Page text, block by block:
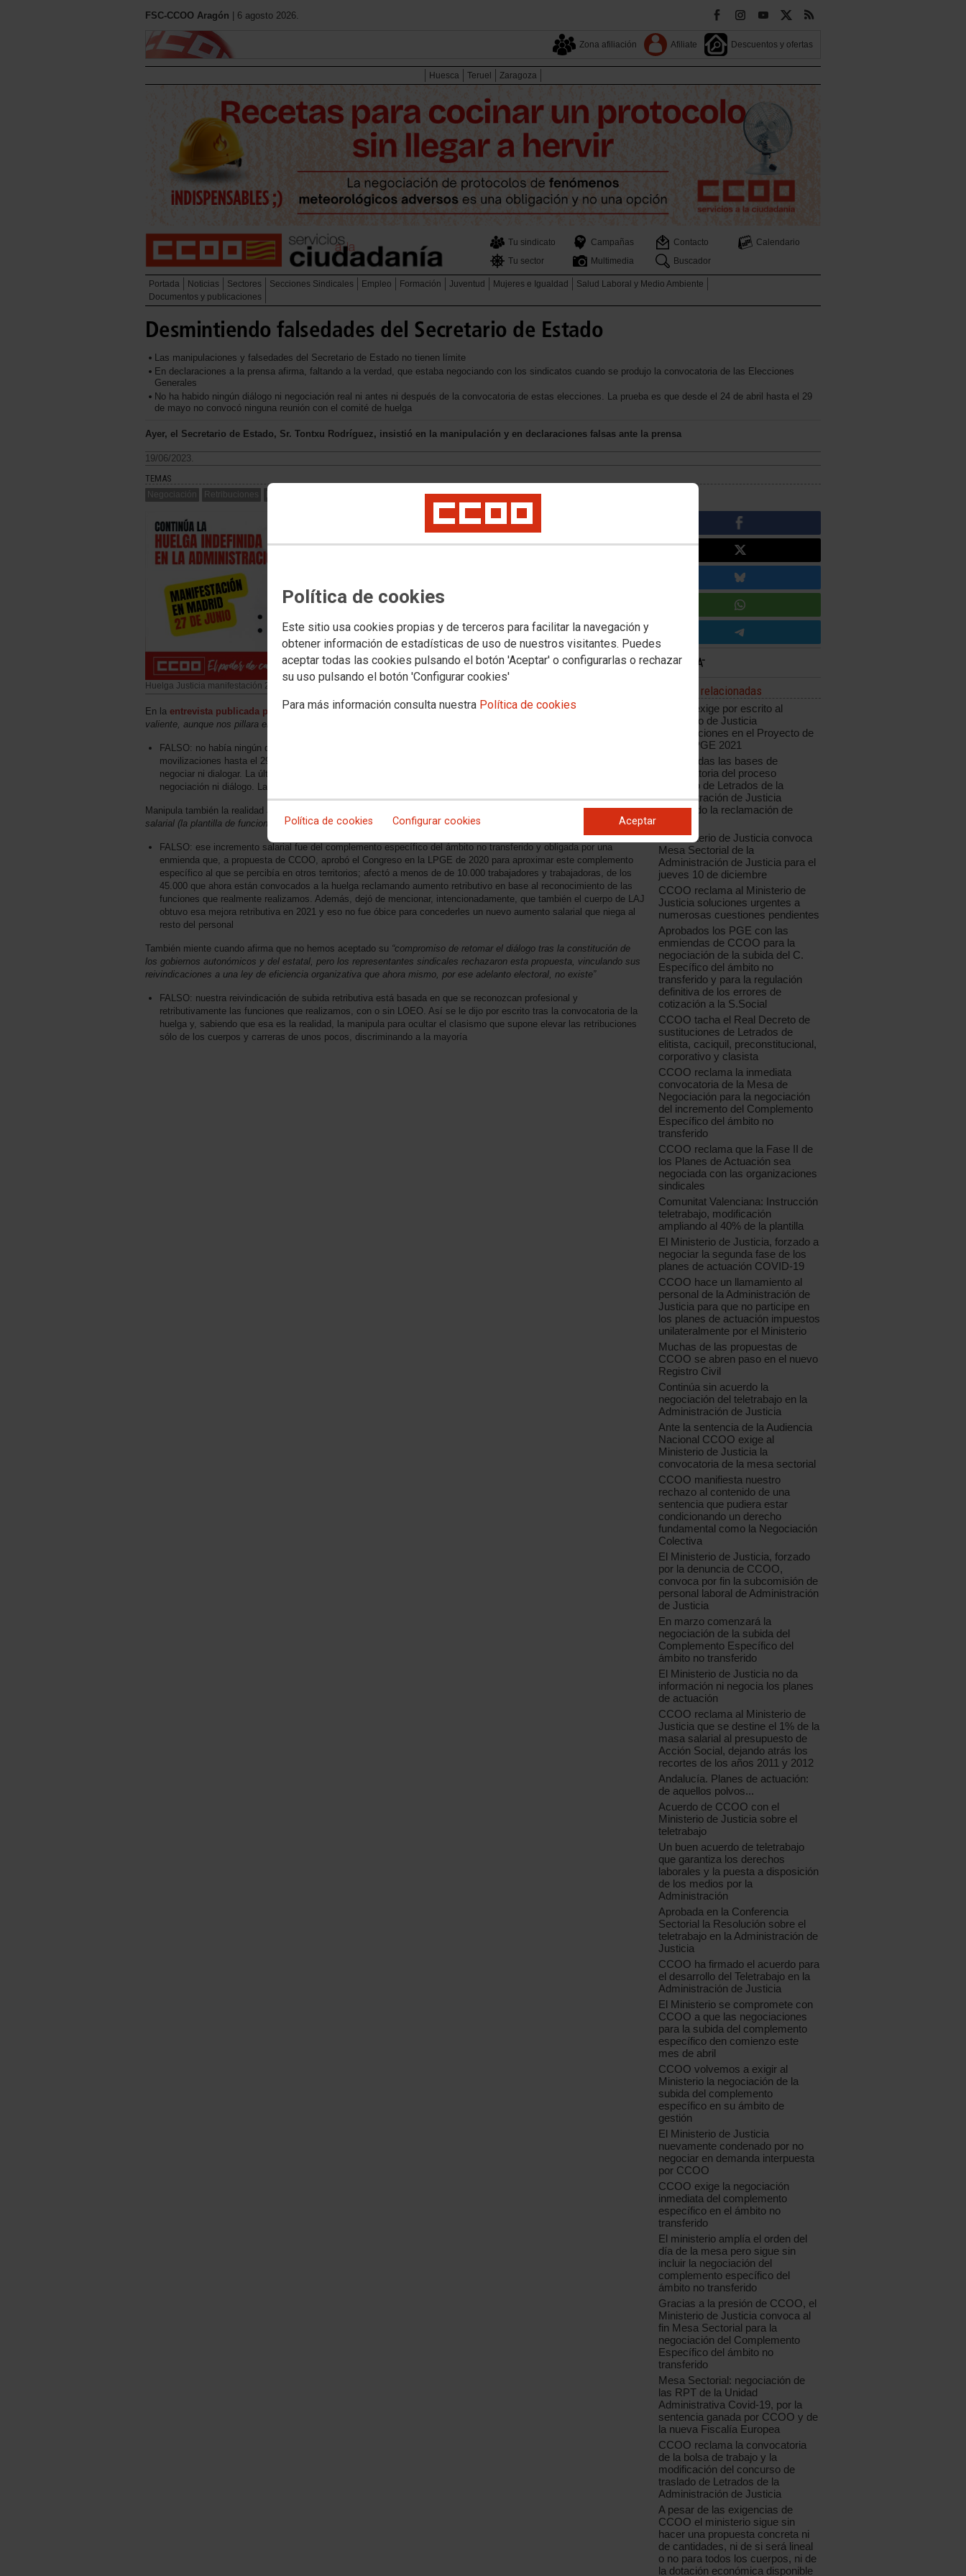
Política de cookies
Este sitio usa cookies propias y de terceros para facilitar la navegación y
obtener información de estadísticas de uso de nuestros visitantes. Puedes
aceptar todas las cookies pulsando el botón 'Aceptar' o configurarlas o rechazar
su uso pulsando el botón 'Configurar cookies'
Para más información consulta nuestra Política de cookies
Política de cookies Configurar cookies Aceptar
FSC-CCOO Aragón | 6 agosto 2026.
Zona afiliación Afiliate Descuentos y ofertas
Huesca Teruel Zaragoza
Tu sindicato Campañas Contacto
Calendario
Tu sector
Multimedia Buscador
Portada Noticias Sectores Secciones Sindicales Empleo Formación Juventud Mujeres e Igualdad
Salud Laboral y Medio Ambiente
Documentos y publicaciones
Desmintiendo falsedades del Secretario de Estado
Las manipulaciones y falsedades del Secretario de Estado no tienen límite
En declaraciones a la prensa afirma, faltando a la verdad, que estaba negociando con los sindicatos cuando se produjo la convocatoria de las Elecciones
Generales
No ha habido ningún diálogo ni negociación real ni antes ni después de la convocatoria de estas elecciones. La prueba es que desde el 24 de abril hasta el 29
de mayo no convocó ninguna reunión con el comité de huelga
Ayer, el Secretario de Estado, Sr. Tontxu Rodríguez, insistió en la manipulación y en declaraciones falsas ante la prensa
19/06/2023.
TEMAS
Negociación Retribuciones
Huelga Justicia manifestación 27 junio 2023
En la entrevista publicada por el diario La Nueva Españaafirma sin rubor que "Disolver las Cortes fue una decisión
valiente, aunque nos pillara en mitad del diálogo con los funcionarios en huelga"
FALSO: no había ningún diálogo y, por eso precisamente, estábamos en huelga; desde el inicio de las
movilizaciones hasta el 29 de mayo en que se convocaron las elecciones el Sr. Rodríguez no había querido
negociar ni dialogar. La última reunión fue el 24 de abril y había transcurrido más de un mes sin ningún tipo de
negociación ni diálogo. La convocatoria de las elecciones fue solo una excusa
Manipula también la realidad afirmando en esa misma entrevista que
“dicho sea de paso, ha tenido un incremento
salarial (la plantilla de funcionarios/as que estamos en huelga) en 2021”
FALSO: ese incremento salarial fue del complemento específico del ámbito no transferido y obligada por una
enmienda que, a propuesta de CCOO, aprobó el Congreso en la LPGE de 2020 para aproximar este complemento
específico al que se percibía en otros territorios; afectó a menos de de 10.000 trabajadores y trabajadoras, de los
45.000 que ahora están convocados a la huelga reclamando aumento retributivo en base al reconocimiento de las
funciones que realmente realizamos. Además, dejó de mencionar, intencionadamente, que también el cuerpo de LAJ
obtuvo esa mejora retributiva en 2021 y eso no fue óbice para concederles un nuevo aumento salarial que niega al
resto del personal
También miente cuando afirma que no hemos aceptado su “compromiso de retomar el diálogo tras la constitución de
los gobiernos autonómicos y del estatal, pero los representantes sindicales rechazaron esta propuesta, vinculando sus
reivindicaciones a una ley de eficiencia organizativa que ahora mismo, por ese adelanto electoral, no existe”
FALSO: nuestra reivindicación de subida retributiva está basada en que se reconozcan profesional y
retributivamente las funciones que realizamos, con o sin LOEO. Así se le dijo por escrito tras la convocatoria de la
huelga y, sabiendo que esa es la realidad, la manipula para ocultar el clasismo que supone elevar las retribuciones
sólo de los cuerpos y carreras de unos pocos, discriminando a la mayoría
Noticias relacionadas
CCOO exige por escrito al
Ministerio de Justicia
modificaciones en el Proyecto de
Ley de PGE 2021
Modificadas las bases de
convocatoria del proceso
selectivo de Letrados de la
Administración de Justicia
aceptando la reclamación de
El Ministerio de Justicia convoca
Mesa Sectorial de la
Administración de Justicia para el
jueves 10 de diciembre
CCOO reclama al Ministerio de
Justicia soluciones urgentes a
numerosas cuestiones pendientes
Aprobados los PGE con las
enmiendas de CCOO para la
negociación de la subida del C.
Específico del ámbito no
transferido y para la regulación
definitiva de los errores de
cotización a la S.Social
CCOO tacha el Real Decreto de
sustituciones de Letrados de
elitista, caciquil, preconstitucional,
corporativo y clasista
CCOO reclama la inmediata
convocatoria de la Mesa de
Negociación para la negociación
del incremento del Complemento
Específico del ámbito no
transferido
CCOO reclama que la Fase II de
los Planes de Actuación sea
negociada con las organizaciones
sindicales
Comunitat Valenciana: Instrucción
teletrabajo, modificación
ampliando al 40% de la plantilla
El Ministerio de Justicia, forzado a
negociar la segunda fase de los
planes de actuación COVID-19
CCOO hace un llamamiento al
personal de la Administración de
Justicia para que no participe en
los planes de actuación impuestos
unilateralmente por el Ministerio
Muchas de las propuestas de
CCOO se abren paso en el nuevo
Registro Civil
Continúa sin acuerdo la
negociación del teletrabajo en la
Administración de Justicia
Ante la sentencia de la Audiencia
Nacional CCOO exige al
Ministerio de Justicia la
convocatoria de la mesa sectorial
CCOO manifiesta nuestro
rechazo al contenido de una
sentencia que pudiera estar
condicionando un derecho
fundamental como la Negociación
Colectiva
El Ministerio de Justicia, forzado
por la denuncia de CCOO,
convoca por fin la subcomisión de
personal laboral de Administración
de Justicia
En marzo comenzará la
negociación de la subida del
Complemento Específico del
ámbito no transferido
El Ministerio de Justicia no da
información ni negocia los planes
de actuación
CCOO reclama al Ministerio de
Justicia que se destine el 1% de la
masa salarial al presupuesto de
Acción Social, dejando atrás los
recortes de los años 2011 y 2012
Andalucía. Planes de actuación:
de aquellos polvos...
Acuerdo de CCOO con el
Ministerio de Justicia sobre el
teletrabajo
Un buen acuerdo de teletrabajo
que garantiza los derechos
laborales y la puesta a disposición
de los medios por la
Administración
Aprobada en la Conferencia
Sectorial la Resolución sobre el
teletrabajo en la Administración de
Justicia
CCOO ha firmado el acuerdo para
el desarrollo del Teletrabajo en la
Administración de Justicia
El Ministerio se compromete con
CCOO a que las negociaciones
para la subida del complemento
específico den comienzo este
mes de abril
CCOO volvemos a exigir al
Ministerio la negociación de la
subida del complemento
específico en su ámbito de
gestión
El Ministerio de Justicia
nuevamente condenado por no
negociar en demanda interpuesta
por CCOO
CCOO exige la negociación
inmediata del complemento
específico en el ámbito no
transferido
El ministerio amplía el orden del
día de la mesa pero sigue sin
incluir la negociación del
complemento específico del
ámbito no transferido
Gracias a la presión de CCOO, el
Ministerio de Justicia convoca al
fin Mesa Sectorial para la
negociación del Complemento
Específico del ámbito no
transferido
Mesa Sectorial: negociación de
las RPT de la Unidad
Administrativa Covid-19, por la
sentencia ganada por CCOO y de
la nueva Fiscalía Europea
CCOO reclama la convocatoria
de la bolsa de trabajo y la
modificación del concurso de
traslado de Letrados de la
Administración de Justicia
A pesar de las exigencias de
CCOO el ministerio sigue sin
hacer una propuesta concreta ni
de cantidades, ni de si será lineal
o no para todos los cuerpos, ni de
la dotación económica disponible